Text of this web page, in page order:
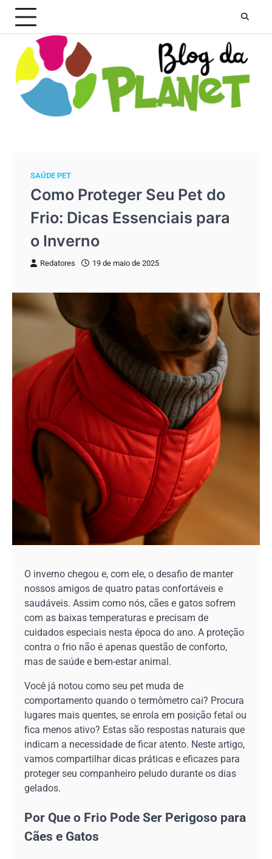
Skip
content
SAÚDE PET
Como Proteger Seu Pet do
Frio: Dicas Essenciais para
o Inverno
Redatores 19 de maio de 2025
O inverno chegou e, com ele, o desafio de manter
nossos amigos de quatro patas confortáveis e
saudáveis. Assim como nós, cães e gatos sofrem
com as baixas temperaturas e precisam de
cuidados especiais nesta época do ano. A proteção
contra o frio não é apenas questão de conforto,
mas de saúde e bem-estar animal.
Você já notou como seu pet muda de
comportamento quando o termômetro cai? Procura
lugares mais quentes, se enrola em posição fetal ou
fica menos ativo? Estas são respostas naturais que
indicam a necessidade de ficar atento. Neste artigo,
vamos compartilhar dicas práticas e eficazes para
proteger seu companheiro peludo durante os dias
gelados.
Por Que o Frio Pode Ser Perigoso para
Cães e Gatos